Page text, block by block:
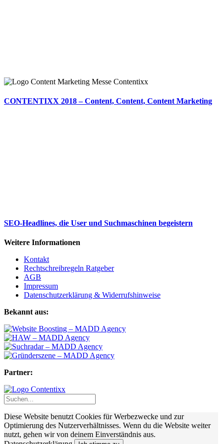
CONTENTIXX 2018 – Content, Content, Content Marketing
SEO-Headlines, die User und Suchmaschinen begeistern
Weitere Informationen
Kontakt
Rechtschreibregeln Ratgeber
AGB
Impressum
Datenschutzerklärung & Widerrufshinweise
Bekannt aus:
Partner:
Diese Website benutzt Cookies für Werbezwecke und zur
Optimierung des Nutzerverhältnisses. Wenn du die Website weiter
nutzt, gehen wir von deinem Einverständnis aus.